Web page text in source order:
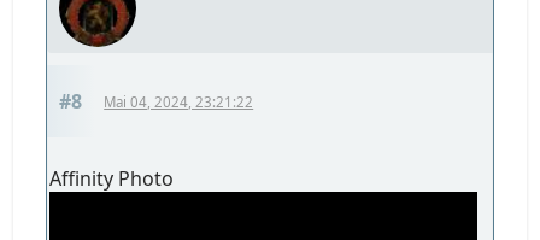
#8 Mai 04, 2024, 23:21:22
Affinity Photo